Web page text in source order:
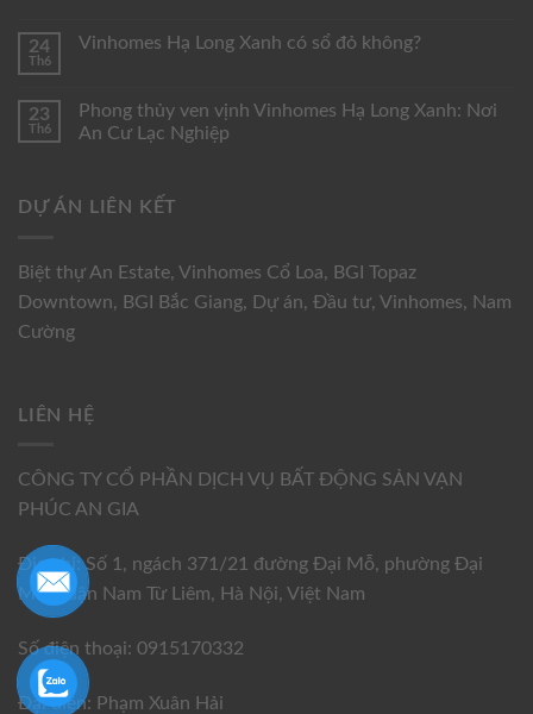
24
Th6
Vinhomes Hạ Long Xanh có sổ đỏ không?
23
Th6
Phong thủy ven vịnh Vinhomes Hạ Long Xanh: Nơi
An Cư Lạc Nghiệp
DỰ ÁN LIÊN KẾT
Biệt thự An Estate, Vinhomes Cổ Loa, BGI Topaz
Downtown, BGI Bắc Giang, Dự án, Đầu tư, Vinhomes, Nam
Cường
LIÊN HỆ
CÔNG TY CỔ PHẦN DỊCH VỤ BẤT ĐỘNG SẢN VẠN
PHÚC AN GIA
Địa chỉ: Số 1, ngách 371/21 đường Đại Mỗ, phường Đại
Mỗ, quận Nam Từ Liêm, Hà Nội, Việt Nam
Số điện thoại: 0915170332
Đại diện: Phạm Xuân Hải